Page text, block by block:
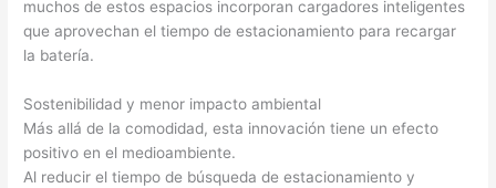
muchos de estos espacios incorporan cargadores inteligentes
que aprovechan el tiempo de estacionamiento para recargar
la batería.
Sostenibilidad y menor impacto ambiental
Más allá de la comodidad, esta innovación tiene un efecto
positivo en el medioambiente.
Al reducir el tiempo de búsqueda de estacionamiento y